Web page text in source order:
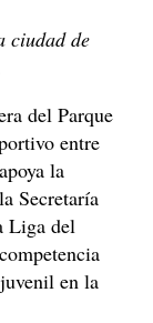
ciudad de
del Parque
entre
la
Secretaría
Liga del
en la